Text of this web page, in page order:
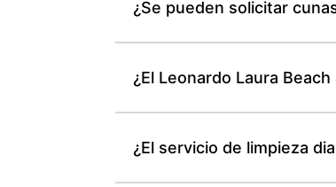
¿Se pueden solicitar
¿El Leonardo Laura
¿El servicio de limpieza